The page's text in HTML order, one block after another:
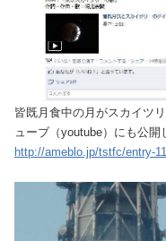
皆既月食中の月がスカイツ
ューブ（youtube）にも公開
http://ameblo.jp/tstfc/entry-